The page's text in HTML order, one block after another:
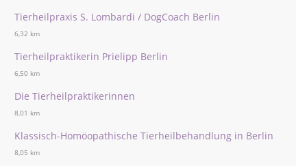
Tierheilpraxis S. Lombardi / DogCoach Berlin
6,32 km
Tierheilpraktikerin Prielipp Berlin
6,50 km
Die Tierheilpraktikerinnen
8,01 km
Klassisch-Homöopathische Tierheilbehandlung in Berlin
8,05 km